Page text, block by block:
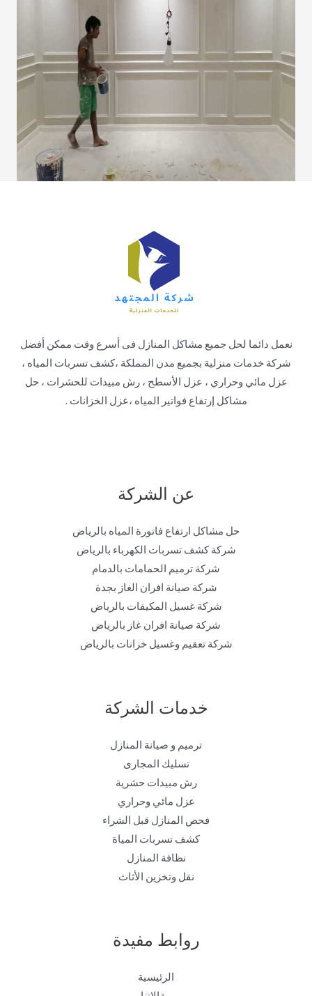
نعمل دائما لحل جميع مشاكل المنازل فى أسرع وقت ممكن أفضل
شركة خدمات منزلية بجميع مدن المملكة ،كشف تسربات المياه ،
عزل مائي وحراري ، عزل الأسطح ، رش مبيدات للحشرات ، حل
مشاكل إرتفاع فواتير المياه ،عزل الخزانات .
عن الشركة
حل مشاكل ارتفاع فاتورة المياه بالرياض
شركة كشف تسربات الكهرباء بالرياض
شركة ترميم الحمامات بالدمام
شركة صيانة افران الغاز بجدة
شركة غسيل المكيفات بالرياض
شركة صيانة افران غاز بالرياض
شركة تعقيم وغسيل خزانات بالرياض
خدمات الشركة
ترميم و صيانة المنازل
تسليك المجارى
رش مبيدات حشرية
عزل مائي وحراري
فحص المنازل قبل الشراء
كشف تسربات المياة
نظافة المنازل
نقل وتخزين الأثاث
روابط مفيدة
الرئيسية